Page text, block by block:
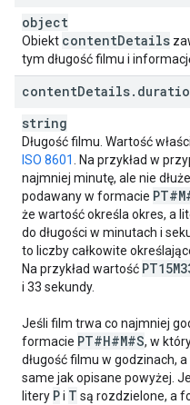
"
"activeLiveChatId
},
"localizations":
(key)
:
"description":
}
}
object
Obiekt contentDetails
tym długość filmu i
contentDetails.
string
Długość filmu. Wartość
ISO 8601
. Na przykład w
najmniej minutę, ale nie
podawany w formacie
że wartość określa okres, a
do długości w minutach i
to liczby całkowite
Na przykład wartość
i 33 sekundy.
Jeśli film trwa co najmniej
formacie PT#H#M#S, w
długość filmu w godzinach,
same jak opisane powyżej.
litery Pi T są rozdzielone, a